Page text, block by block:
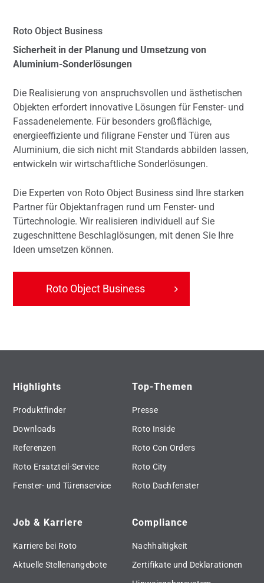
Roto Object Business
Sicherheit in der Planung und Umsetzung von
Aluminium-Sonderlösungen
Die Realisierung von anspruchsvollen und ästhetischen
Objekten erfordert innovative Lösungen für Fenster- und
Fassadenelemente. Für besonders großflächige,
energieeffiziente und filigrane Fenster und Türen aus
Aluminium, die sich nicht mit Standards abbilden lassen,
entwickeln wir wirtschaftliche Sonderlösungen.
Die Experten von Roto Object Business sind Ihre starken
Partner für Objektanfragen rund um Fenster- und
Türtechnologie. Wir realisieren individuell auf Sie
zugeschnittene Beschlaglösungen, mit denen Sie Ihre
Ideen umsetzen können.
Roto Object Business
Highlights
Produktfinder
Downloads
Referenzen
Roto Ersatzteil-Service
Fenster- und Türenservice
Top-Themen
Presse
Roto Inside
Roto Con Orders
Roto City
Roto Dachfenster
Job & Karriere
Karriere bei Roto
Aktuelle Stellenangebote
Compliance
Nachhaltigkeit
Zertifikate und Deklarationen